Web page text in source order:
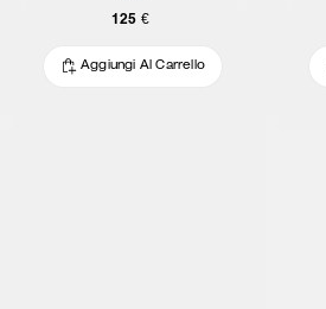
125 €
Aggiungi Al Carrello